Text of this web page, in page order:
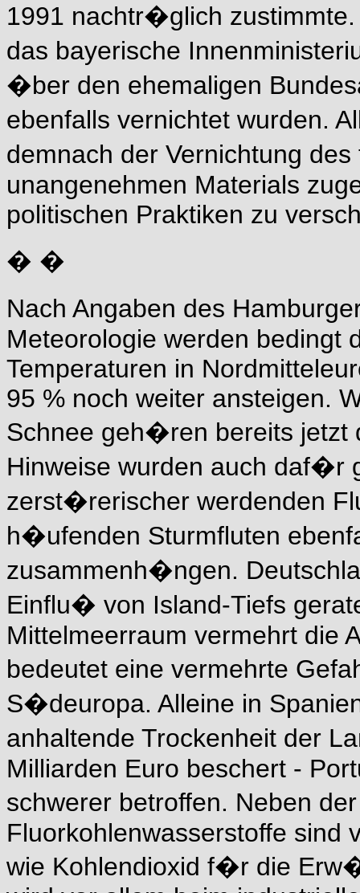
1991 nachtr�glich
das bayerische
�ber den ehemaligen
ebenfalls vernichtet wurden.
demnach der Vernichtung
unangenehmen Materials
politischen Praktiken zu
� �
Nach Angaben des
Meteorologie werden bedingt
Temperaturen in
95 % noch weiter ansteigen.
Schnee geh�ren bereits jetzt
Hinweise wurden auch daf�r
zerst�rerischer werdenden
h�ufenden Sturmfluten
zusammenh�ngen.
Einflu� von Island-Tiefs
Mittelmeerraum vermehrt die
bedeutet eine vermehrte
S�deuropa. Alleine in
anhaltende Trockenheit der
Milliarden Euro beschert -
schwerer betroffen. Neben
Fluorkohlenwasserstoffe sind
wie Kohlendioxid f�r die